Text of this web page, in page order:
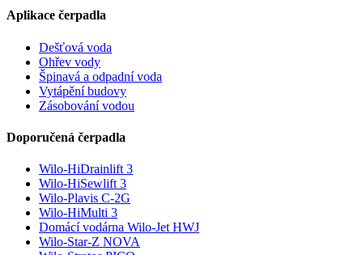
Aplikace čerpadla
Dešťová voda
Ohřev vody
Špinavá a odpadní voda
Vytápění budovy
Zásobování vodou
Doporučená čerpadla
Wilo-HiDrainlift 3
Wilo-HiSewlift 3
Wilo-Plavis C-2G
Wilo-HiMulti 3
Domácí vodárna Wilo-Jet HWJ
Wilo-Star-Z NOVA